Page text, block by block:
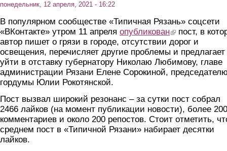
понедельник, 12 апреля, 2021 - 16:22
В популярном сообществе «Типичная Рязань» соцсети
«ВКонтакте» утром 11 апреля опубликован(link is external)
пост, в
автор пишет о грязи в городе, отсутствии дорог и
освещения, перечисляет другие проблемы и предлагает
уйти в отставку губернатору Николаю Любимову, главе
администрации Рязани Елене Сорокиной,
гордумы Юлии Рокотянской.
Пост вызвал широкий резонанс – за сутки пост собрал
2466 лайков (на момент публикации новости), более 200
комментариев и около 200 репостов. Стоит отметить,
среднем пост в «Типичной Рязани» набирает десятки
лайков.